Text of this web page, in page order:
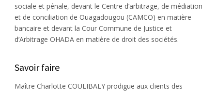
sociale et pénale, devant le Centre d’arbitrage, de médiation
et de conciliation de Ouagadougou (CAMCO) en matière
bancaire et devant la Cour Commune de Justice et
d’Arbitrage OHADA en matière de droit des sociétés.
Savoir faire
Maître Charlotte COULIBALY prodigue aux clients des